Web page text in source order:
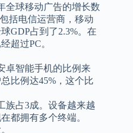
全球移动广告的增长数
括电信运营商，移动
GDP占到了2.3%。在
超过PC。
卓智能手机的比例来
比例达45%，这个比
族占3成。设备越来越
都拥有多个终端。